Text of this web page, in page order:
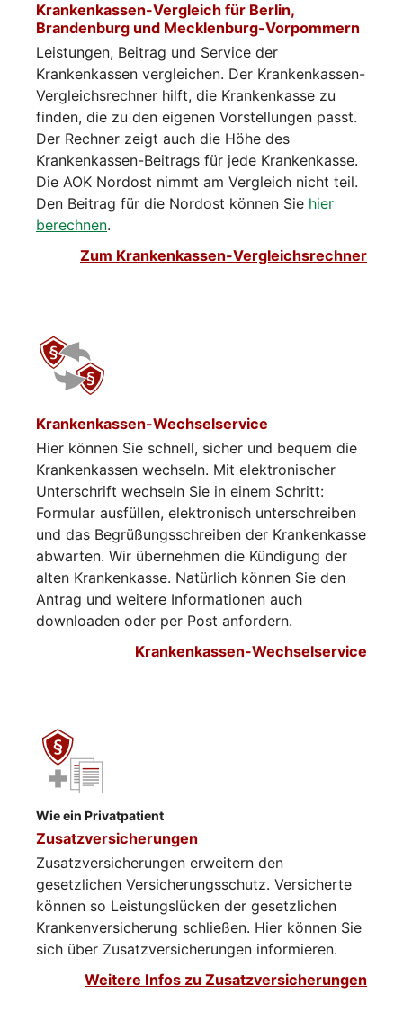
Krankenkassen-Vergleich für Berlin,
Brandenburg und Mecklenburg-Vorpommern
Leistungen, Beitrag und Service der
Krankenkassen vergleichen. Der Krankenkassen-
Vergleichsrechner hilft, die Krankenkasse zu
finden, die zu den eigenen Vorstellungen passt.
Der Rechner zeigt auch die Höhe des
Krankenkassen-Beitrags für jede Krankenkasse.
Die AOK Nordost nimmt am Vergleich nicht teil.
Den Beitrag für die Nordost können Sie hier
berechnen.
Zum Krankenkassen-Vergleichsrechner
Krankenkassen-Wechselservice
Hier können Sie schnell, sicher und bequem die
Krankenkassen wechseln. Mit elektronischer
Unterschrift wechseln Sie in einem Schritt:
Formular ausfüllen, elektronisch unterschreiben
und das Begrüßungsschreiben der Krankenkasse
abwarten. Wir übernehmen die Kündigung der
alten Krankenkasse. Natürlich können Sie den
Antrag und weitere Informationen auch
downloaden oder per Post anfordern.
Krankenkassen-Wechselservice
Wie ein Privatpatient
Zusatzversicherungen
Zusatzversicherungen erweitern den
gesetzlichen Versicherungsschutz. Versicherte
können so Leistungslücken der gesetzlichen
Krankenversicherung schließen. Hier können Sie
sich über Zusatzversicherungen informieren.​​​​
Weitere Infos zu Zusatzversicherungen